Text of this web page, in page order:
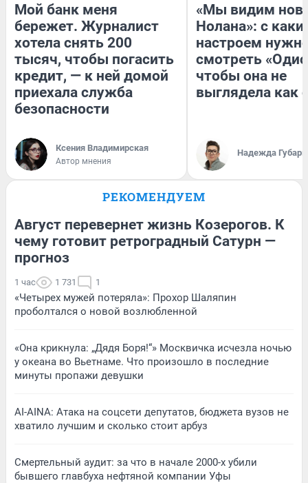
Мой банк меня
бережет. Журналист
хотела снять 200
тысяч, чтобы погасить
кредит, — к ней домой
приехала служба
безопасности
Ксения Владимирская
Автор мнения
«Мы видим
Нолана»: с
настроем
смотреть
чтобы она не
выглядела как
Надежда Губарь
РЕКОМЕНДУЕМ
Август перевернет жизнь Козерогов. К
чему готовит ретроградный Сатурн —
прогноз
1 час 1 731 1
«Четырех мужей потеряла»: Прохор Шаляпин
проболтался о новой возлюбленной
«Она крикнула: „Дядя Боря!“» Москвичка исчезла ночью
у океана во Вьетнаме. Что произошло в последние
минуты пропажи девушки
AI-AINA: Атака на соцсети депутатов, бюджета вузов не
хватило лучшим и сколько стоит арбуз
Смертельный аудит: за что в начале 2000-х убили
бывшего главбуха нефтяной компании Уфы